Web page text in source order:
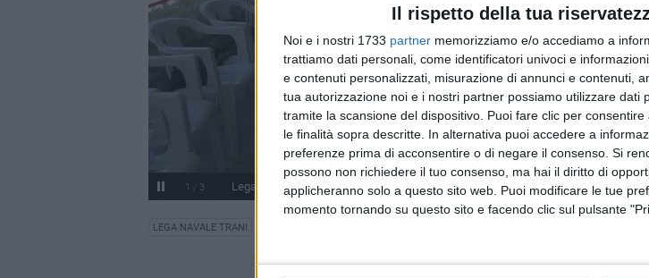
Il rispetto della tua
Noi e i nostri 1733 partner memorizziamo e/o accediamo a
trattiamo dati personali, come identificatori univoci e
e contenuti personalizzati, misurazione di annunci e contenuti,
tua autorizzazione noi e i nostri partner possiamo utilizzare dati
tramite la scansione del dispositivo. Puoi fare clic per
le finalità sopra descritte. In alternativa puoi accedere a
preferenze prima di acconsentire o di negare il consenso. Si
possono non richiedere il tuo consenso, ma hai il diritto di
applicheranno solo a questo sito web. Puoi modificare le tue
momento tornando su questo sito e facendo clic sul pulsante
1 / 3 Lega Navale, al via le iniziative con i giovanissimi
LEGA NAVALE TRANI